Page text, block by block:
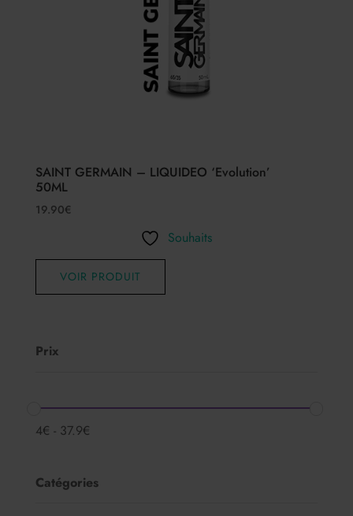
SAINT GERMAIN – LIQUIDEO ‘Evolution’
50ML
19.90€
Souhaits
VOIR PRODUIT
Prix
4€ - 37.9€
Catégories